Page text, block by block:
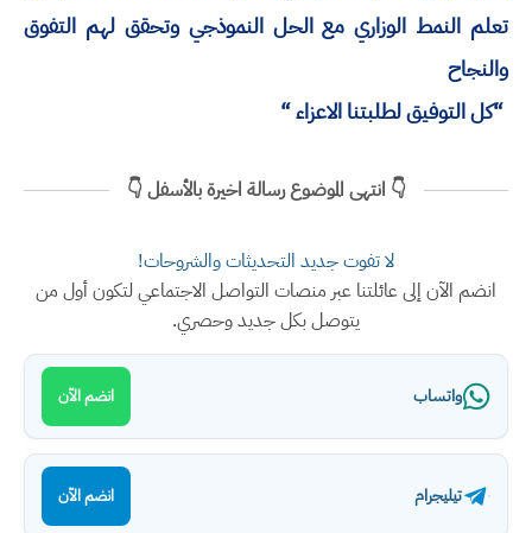
تعلم النمط الوزاري مع الحل النموذجي وتحقق لهم التفوق
والنجاح
“كل التوفيق لطلبتنا الاعزاء “
👇 انتهى الموضوع رسالة اخيرة بالأسفل 👇
لا تفوت جديد التحديثات والشروحات!
انضم الآن إلى عائلتنا عبر منصات التواصل الاجتماعي لتكون أول من
يتوصل بكل جديد وحصري.
واتساب انضم الآن
تيليجرام انضم الآن